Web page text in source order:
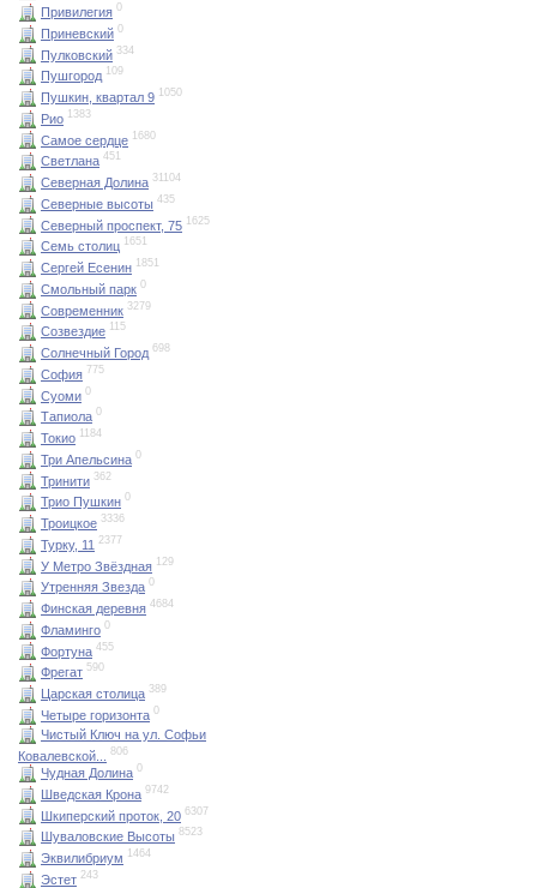
Привилегия 0
Приневский 0
Пулковский 334
Пушгород 109
Пушкин, квартал 9 1050
Рио 1383
Самое сердце 1680
Светлана 451
Северная Долина 31104
Северные высоты 435
Северный проспект, 75 1625
Семь столиц 1651
Сергей Есенин 1851
Смольный парк 0
Современник 3279
Созвездие 115
Солнечный Город 698
София 775
Суоми 0
Тапиола 0
Токио 1184
Три Апельсина 0
Тринити 362
Трио Пушкин 0
Троицкое 3336
Турку, 11 2377
У Метро Звёздная 129
Утренняя Звезда 0
Финская деревня 4684
Фламинго 0
Фортуна 455
Фрегат 590
Царская столица 389
Четыре горизонта 0
Чистый Ключ на ул. Софьи
Ковалевской...
806
Чудная Долина 0
Шведская Крона 9742
Шкиперский проток, 20 6307
Шуваловские Высоты 8523
Эквилибриум 1464
Эстет 243